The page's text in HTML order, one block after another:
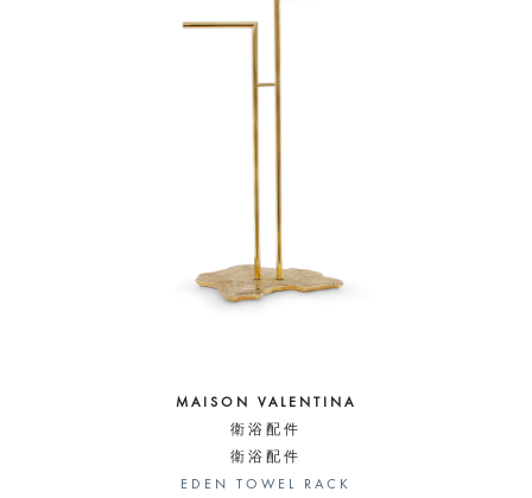
MAISON VALENTINA
衛浴配件
衛浴配件
EDEN TOWEL RACK